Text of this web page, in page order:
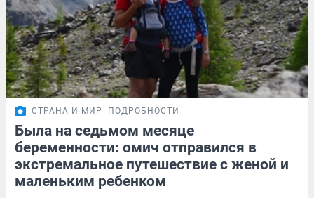
СТРАНА И МИР ПОДРОБНОСТИ
Была на седьмом месяце
беременности: омич отправился в
экстремальное путешествие с женой и
маленьким ребенком